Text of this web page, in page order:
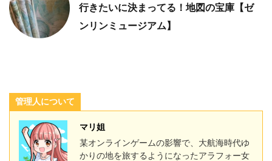
行きたいに決まってる！地図の宝庫【ゼ
ンリンミュージアム】
管理人について
マリ姐
某オンラインゲームの影響で、大航海時代ゆ
かりの地を旅するようになったアラフォー女